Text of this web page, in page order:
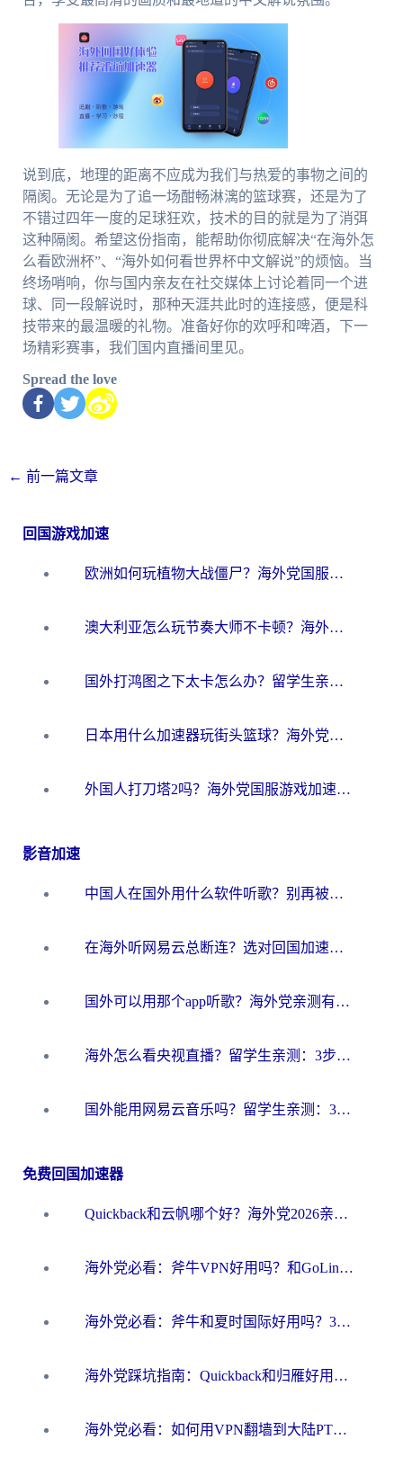
说到底，地理的距离不应成为我们与热爱的事物之间的
隔阂。无论是为了追一场酣畅淋漓的篮球赛，还是为了
不错过四年一度的足球狂欢，技术的目的就是为了消弭
这种隔阂。希望这份指南，能帮助你彻底解决“在海外怎
么看欧洲杯”、“海外如何看世界杯中文解说”的烦恼。当
终场哨响，你与国内亲友在社交媒体上讨论着同一个进
球、同一段解说时，那种天涯共此时的连接感，便是科
技带来的最温暖的礼物。准备好你的欢呼和啤酒，下一
场精彩赛事，我们国内直播间里见。
Spread the love
← 前一篇文章
回国游戏加速
欧洲如何玩植物大战僵尸？海外党国服游戏加速避坑指南（附实测对比）
澳大利亚怎么玩节奏大师不卡顿？海外党国服游戏加速终极指南
国外打鸿图之下太卡怎么办？留学生亲测有效的国服游戏加速方案
日本用什么加速器玩街头篮球？海外党国服游戏不卡顿的终极攻略
外国人打刀塔2吗？海外党国服游戏加速避坑全攻略
影音加速
中国人在国外用什么软件听歌？别再被地域限制卡脖子，这篇教你轻松解锁国内音乐库
在海外听网易云总断连？选对回国加速器，告别地区限制和卡顿
国外可以用那个app听歌？海外党亲测有效的回国加速方案，轻松听国内音乐听书
海外怎么看央视直播？留学生亲测：3步解决版权限制+追剧自由
国外能用网易云音乐吗？留学生亲测：3步解决海外听歌难题
免费回国加速器
Quickback和云帆哪个好？海外党2026亲测指南：选对加速器大陆工具，无缝刷国内剧玩国服
海外党必看：斧牛VPN好用吗？和GoLinkVPN对比哪个回国效果更好？
海外党必看：斧牛和夏时国际好用吗？3步选对回国加速器，无缝刷国内资源
海外党踩坑指南：Quickback和归雁好用吗？选对加速器才能无缝刷国内资源
海外党必看：如何用VPN翻墙到大陆PTT？一篇解决你所有回国加速痛点